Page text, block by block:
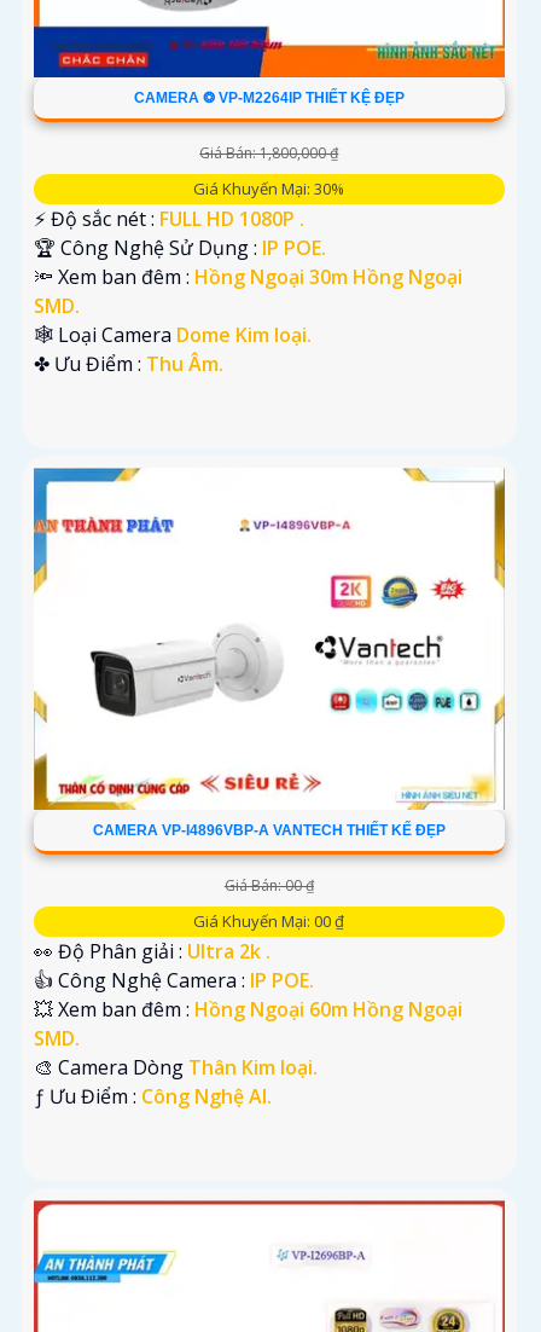
CAMERA ❂ VP-M2264IP THIẾT KỆ ĐẸP
Giá Bán: 1,800,000 ₫
Giá Khuyến Mại: 30%
️⚡ Độ sắc nét : FULL HD 1080P .
🏆 Công Nghệ Sử Dụng : IP POE.
🔦 Xem ban đêm : Hồng Ngoại 30m Hồng Ngoại
SMD.
🕸️ Loại Camera Dome Kim loại.
️✤ Ưu Điểm : Thu Âm.
CAMERA VP-I4896VBP-A VANTECH THIẾT KẾ ĐẸP
Giá Bán: 00 ₫
Giá Khuyến Mại: 00 ₫
👀 Độ Phân giải : Ultra 2k .
👍 Công Nghệ Camera : IP POE.
💥 Xem ban đêm : Hồng Ngoại 60m Hồng Ngoại
SMD.
🎨 Camera Dòng Thân Kim loại.
️ƒ Ưu Điểm : Công Nghệ AI.